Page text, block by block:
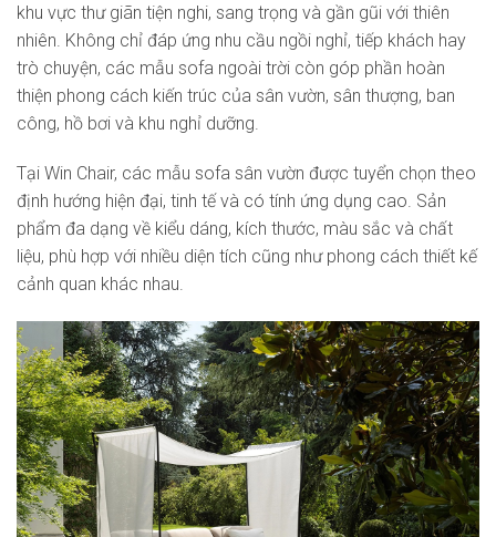
khu vực thư giãn tiện nghi, sang trọng và gần gũi với thiên
nhiên. Không chỉ đáp ứng nhu cầu ngồi nghỉ, tiếp khách hay
trò chuyện, các mẫu sofa ngoài trời còn góp phần hoàn
thiện phong cách kiến trúc của sân vườn, sân thượng, ban
công, hồ bơi và khu nghỉ dưỡng.
Tại Win Chair, các mẫu sofa sân vườn được tuyển chọn theo
định hướng hiện đại, tinh tế và có tính ứng dụng cao. Sản
phẩm đa dạng về kiểu dáng, kích thước, màu sắc và chất
liệu, phù hợp với nhiều diện tích cũng như phong cách thiết kế
cảnh quan khác nhau.